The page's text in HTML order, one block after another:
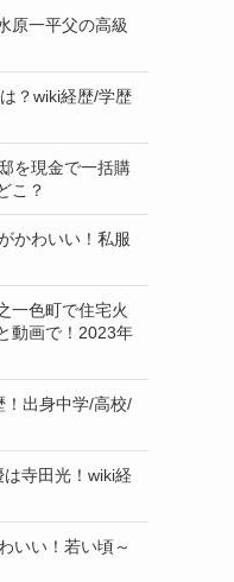
原一平父の高級
？wiki経歴/学歴
を現金で一括購
こ？
かわいい！私服
一色町で住宅火
動画で！2023年
！出身中学/高校/
は寺田光！wiki経
いい！若い頃～